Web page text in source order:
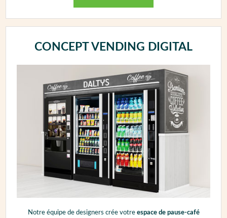
CONCEPT VENDING DIGITAL
Notre équipe de designers crée votre espace de pause-café